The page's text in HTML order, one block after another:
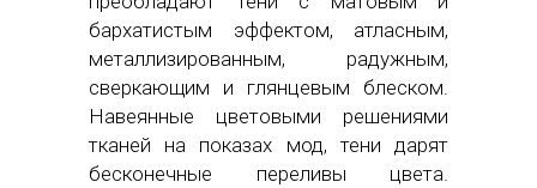
бархатистым эффектом, атласным,
металлизированным, радужным,
сверкающим и глянцевым блеском.
Навеянные цветовыми решениями
тканей на показах мод, тени дарят
бесконечные переливы цвета.